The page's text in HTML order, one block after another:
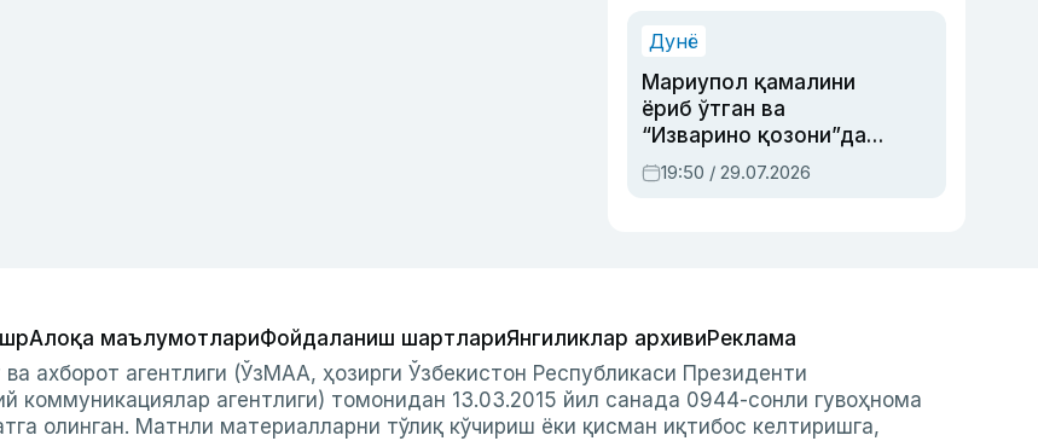
Дунё
Мариупол қамалини
ёриб ўтган ва
“Изварино қозони”дан
чиққан қаҳрамон —
Украина армияси бош
19:50 / 29.07.2026
Алоқа маълумотлариФойдаланиш шартлариЯнгиликлар архивиРеклама
ахборот агентлиги (ЎзМАА, ҳозирги Ўзбекистон Республикаси Президенти
коммуникациялар агентлиги) томонидан 13.03.2015 йил санада 0944-сонли гувоҳнома
олинган. Матнли материалларни тўлиқ кўчириш ёки қисман иқтибос келтиришга,